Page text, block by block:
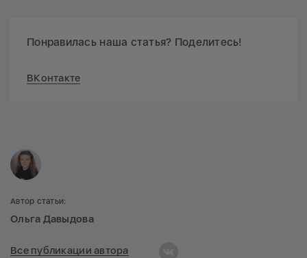
Понравилась наша статья? Поделитесь!
ВКонтакте
Автор статьи:
Ольга Давыдова
Все публикации автора